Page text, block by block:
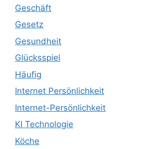
Geschäft
Gesetz
Gesundheit
Glücksspiel
Häufig
Internet Persönlichkeit
Internet-Persönlichkeit
KI Technologie
Köche